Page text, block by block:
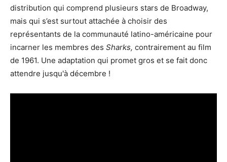
distribution qui comprend plusieurs stars de Broadway,
mais qui s’est surtout attachée à choisir des
représentants de la communauté latino-américaine pour
incarner les membres des Sharks, contrairement au film
de 1961. Une adaptation qui promet gros et se fait donc
attendre jusqu'à décembre !